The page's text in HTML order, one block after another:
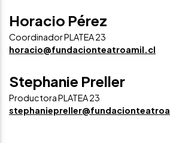
Horacio Pérez
Coordinador PLATEA 23
horacio@fundacionteatroamil.cl
Stephanie Preller
Productora PLATEA 23